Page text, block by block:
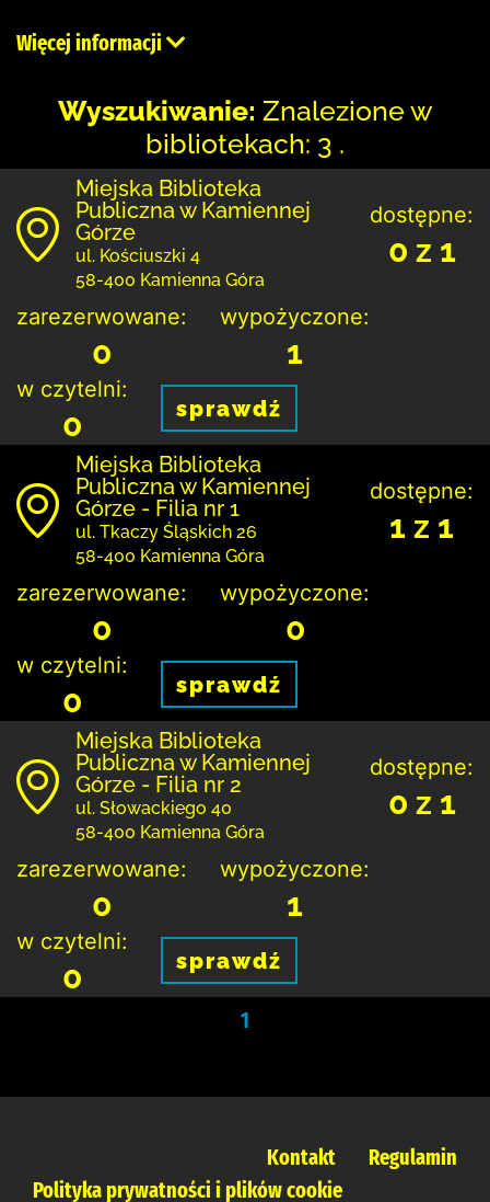
Więcej informacji
Wyszukiwanie: Znalezione w
bibliotekach: 3 .
Miejska Biblioteka
Publiczna w Kamiennej
Górze
ul. Kościuszki 4
58-400 Kamienna Góra
dostępne:
0 z 1
zarezerwowane:
0
wypożyczone:
1
w czytelni:
0 sprawdź
Miejska Biblioteka
Publiczna w Kamiennej
Górze - Filia nr 1
ul. Tkaczy Śląskich 26
58-400 Kamienna Góra
dostępne:
1 z 1
zarezerwowane:
0
wypożyczone:
0
w czytelni:
0 sprawdź
Miejska Biblioteka
Publiczna w Kamiennej
Górze - Filia nr 2
ul. Słowackiego 40
58-400 Kamienna Góra
dostępne:
0 z 1
zarezerwowane:
0
wypożyczone:
1
w czytelni:
0 sprawdź
1
Kontakt
Regulamin
Polityka prywatności i plików cookie